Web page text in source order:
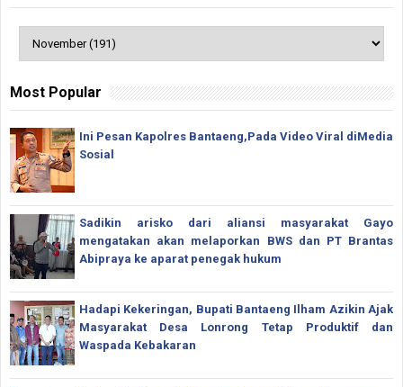
Most Popular
Ini Pesan Kapolres Bantaeng,Pada Video Viral diMedia
Sosial
Sadikin arisko dari aliansi masyarakat Gayo
mengatakan akan melaporkan BWS dan PT Brantas
Abipraya ke aparat penegak hukum
Hadapi Kekeringan, Bupati Bantaeng Ilham Azikin Ajak
Masyarakat Desa Lonrong Tetap Produktif dan
Waspada Kebakaran